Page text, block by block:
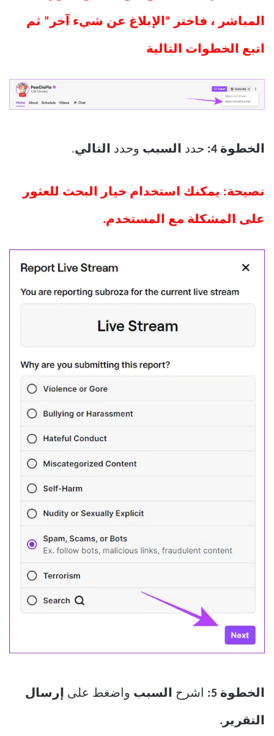
المباشر ، فاختر “الإبلاغ عن شيء آخر” ثم
اتبع الخطوات التالية
الخطوة 4: حدد السبب وحدد التالي.
نصيحة: يمكنك استخدام خيار البحث للعثور
على المشكلة مع المستخدم.
الخطوة 5: اشرح السبب واضغط على إرسال
التقرير.